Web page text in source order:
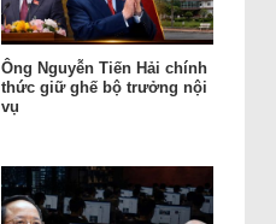
Ông Nguyễn Tiến Hải chính
thức giữ ghế bộ trưởng nội
vụ